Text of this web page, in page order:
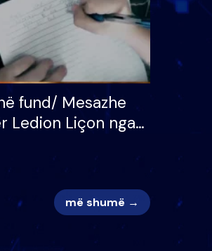
fund/ Mesazhe
Ledion Liçon nga
më shumë →